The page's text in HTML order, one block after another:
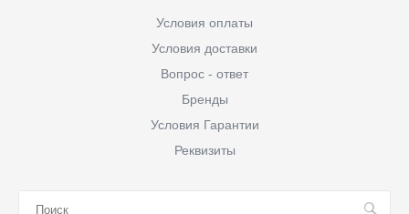
Условия оплаты
Условия доставки
Вопрос - ответ
Бренды
Условия Гарантии
Реквизиты